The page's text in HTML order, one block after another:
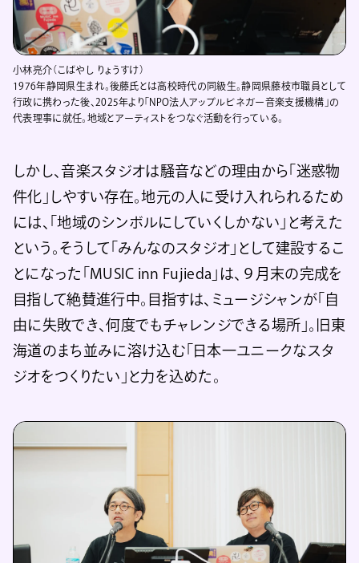
小林亮介（こばやし りょうすけ）
1976年静岡県生まれ。後藤氏とは高校時代の同級生。静岡県藤枝市職員として
行政に携わった後、2025年より「NPO法人アップルビネガー音楽支援機構」の
代表理事に就任。地域とアーティストをつなぐ活動を行っている。
しかし、音楽スタジオは騒音などの理由から「迷惑物
件化」しやすい存在。地元の人に受け入れられるため
には、「地域のシンボルにしていくしかない」と考えた
という。そうして「みんなのスタジオ」として建設するこ
とになった「MUSIC inn Fujieda」は、９月末の完成を
目指して絶賛進行中。目指すは、ミュージシャンが「自
由に失敗でき、何度でもチャレンジできる場所」。旧東
海道のまち並みに溶け込む「日本一ユニークなスタ
ジオをつくりたい」と力を込めた。